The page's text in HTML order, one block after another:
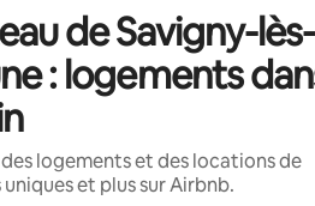
de Savigny-lès-
: logements
des logements et des locations de
et plus sur Airbnb.